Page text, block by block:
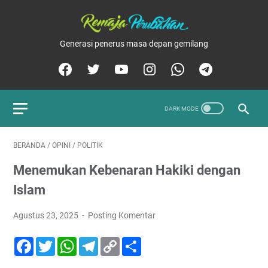
Generasi penerus masa depan gemilang
BERANDA / OPINI / POLITIK
Menemukan Kebenaran Hakiki dengan
Islam
Agustus 23, 2025 Posting Komentar
F
a
T
w
W
T
C